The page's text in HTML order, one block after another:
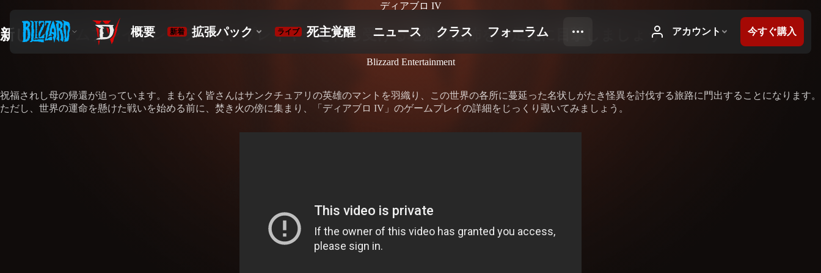
ディアブロ IV
新しいゲームプレイトレーラーで、プレイヤーを待ち受ける地獄の恐怖を一足先に目撃しましょう
Blizzard Entertainment
祝福されし母の帰還が迫っています。まもなく皆さんはサンクチュアリの英雄のマントを羽織り、この世界の各所に蔓延った名状しがたき怪異を討伐する旅路に門出することになります。
ただし、世界の運命を懸けた戦いを始める前に、焚き火の傍に集まり、「ディアブロ IV」のゲームプレイの詳細をじっくり覗いてみましょう。